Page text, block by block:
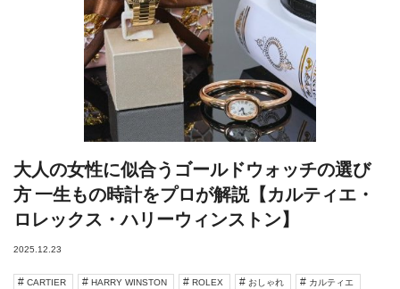
大人の女性に似合うゴールドウォッチの選び
方 一生もの時計をプロが解説【カルティエ・
ロレックス・ハリーウィンストン】
2025.12.23
CARTIER HARRY WINSTON ROLEX おしゃれ カルティエ